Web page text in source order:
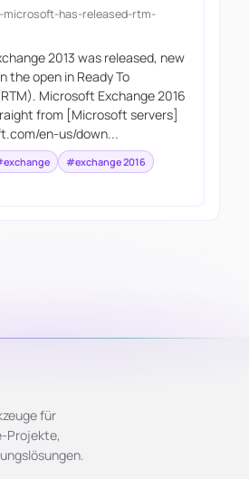
microsoft-has-released-rtm-
2013 was released, new
the open in Ready To
Microsoft Exchange 2016
from [Microsoft servers]
en-us/down...
#exchange 2016
für
Projekte,